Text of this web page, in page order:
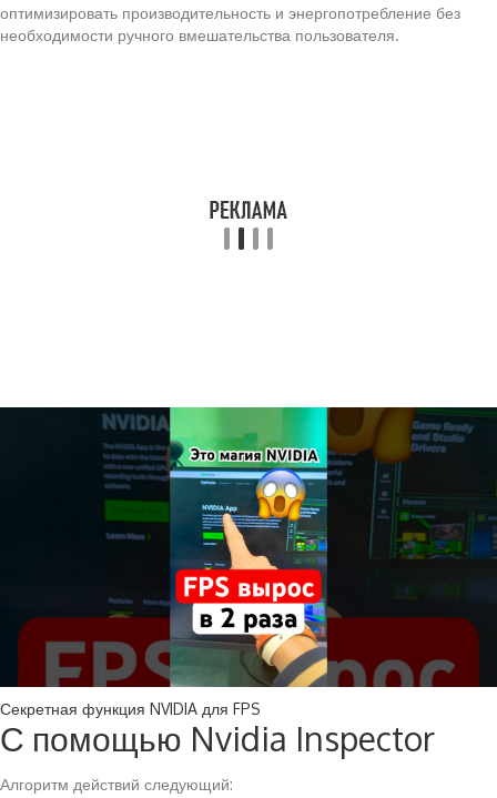
оптимизировать производительность и энергопотребление без
необходимости ручного вмешательства пользователя.
Секретная функция NVIDIA для FPS
С помощью Nvidia Inspector
Алгоритм действий следующий: